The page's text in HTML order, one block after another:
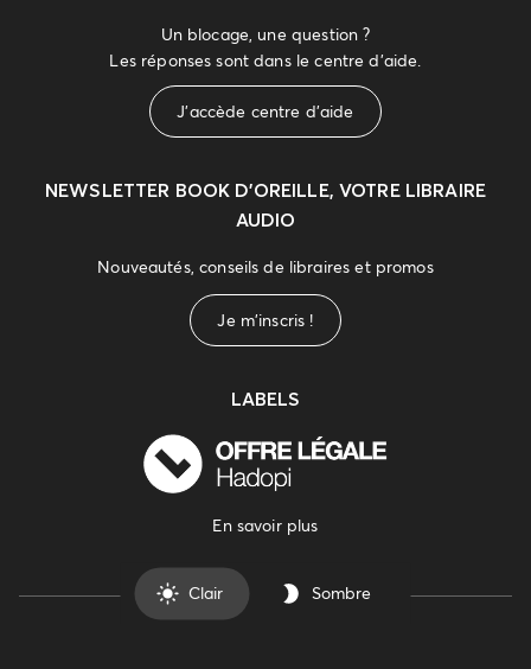
Un blocage, une question ?
Les réponses sont dans le centre d'aide.
J'accède centre d'aide
NEWSLETTER BOOK D’OREILLE, VOTRE LIBRAIRE
AUDIO
Nouveautés, conseils de libraires et promos
Je m'inscris !
LABELS
En savoir plus
Clair Sombre